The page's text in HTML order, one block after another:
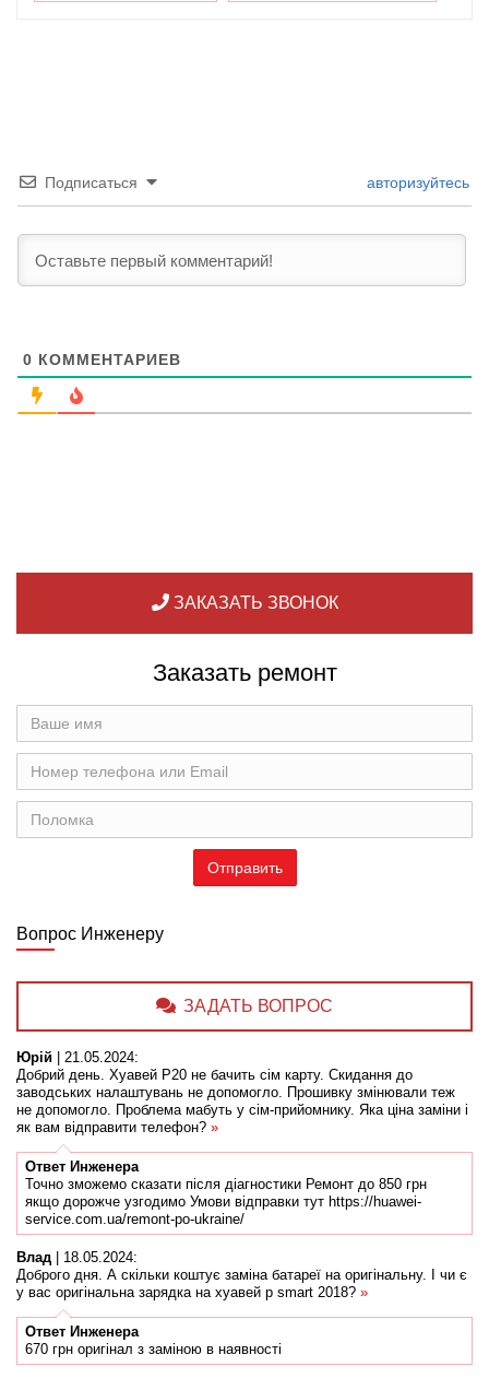
Подписаться авторизуйтесь
0 КОММЕНТАРИЕВ
ЗАКАЗАТЬ ЗВОНОК
Заказать ремонт
Вопрос Инженеру
Юрій 21.05.2024:
Добрий день. Хуавей Р20 не бачить сім карту. Скидання до
заводських налаштувань не допомогло. Прошивку змінювали теж
не допомогло. Проблема мабуть у сім-прийомнику. Яка ціна заміни і
як вам відправити телефон? »
Ответ Инженера
Точно зможемо сказати після діагностики Ремонт до 850 грн
якщо дорожче узгодимо Умови відправки тут https://huawei-
service.com.ua/remont-po-ukraine/
Влад 18.05.2024:
Доброго дня. А скільки коштує заміна батареї на оригінальну. І чи є
у вас оригінальна зарядка на хуавей p smart 2018? »
Ответ Инженера
670 грн оригінал з заміною в наявності
ЗАДАТЬ ВОПРОС